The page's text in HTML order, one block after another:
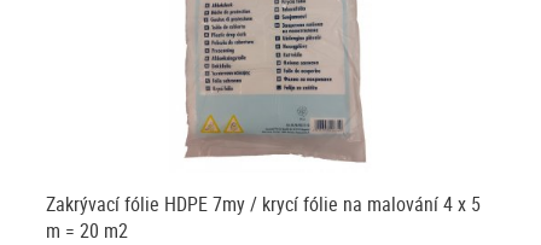
Zakrývací fólie HDPE 7my / krycí fólie na malování 4 x 5
m = 20 m2